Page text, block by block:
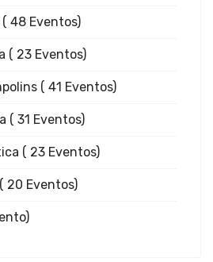
( 48 Eventos)
( 23 Eventos)
( 41 Eventos)
( 31 Eventos)
( 23 Eventos)
( 20 Eventos)